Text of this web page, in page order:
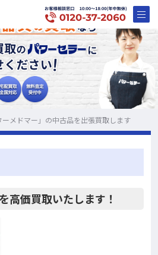
ーメドマー」の中古品を出張買取します
高価買取いたします！